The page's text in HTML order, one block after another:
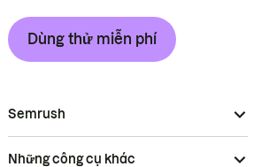
Dùng thử miễn phí
Semrush
Những công cụ khác